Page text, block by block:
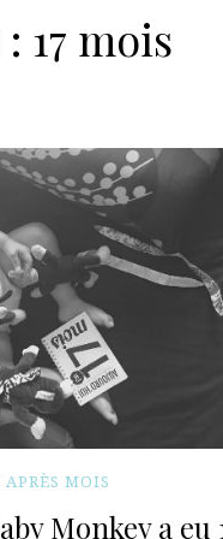
17 mois
MOIS
Monkey a eu